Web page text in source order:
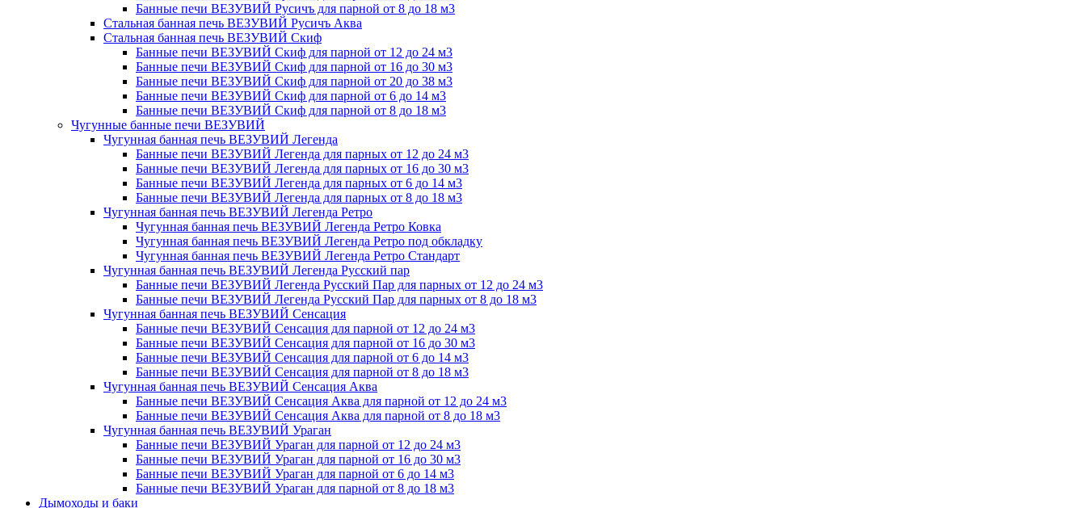
Банные печи ВЕЗУВИЙ Русичъ для парной от 8 до 18 м3
Стальная банная печь ВЕЗУВИЙ Русичъ Аква
Стальная банная печь ВЕЗУВИЙ Скиф
Банные печи ВЕЗУВИЙ Скиф для парной от 12 до 24 м3
Банные печи ВЕЗУВИЙ Скиф для парной от 16 до 30 м3
Банные печи ВЕЗУВИЙ Скиф для парной от 20 до 38 м3
Банные печи ВЕЗУВИЙ Скиф для парной от 6 до 14 м3
Банные печи ВЕЗУВИЙ Скиф для парной от 8 до 18 м3
Чугунные банные печи ВЕЗУВИЙ
Чугунная банная печь ВЕЗУВИЙ Легенда
Банные печи ВЕЗУВИЙ Легенда для парных от 12 до 24 м3
Банные печи ВЕЗУВИЙ Легенда для парных от 16 до 30 м3
Банные печи ВЕЗУВИЙ Легенда для парных от 6 до 14 м3
Банные печи ВЕЗУВИЙ Легенда для парных от 8 до 18 м3
Чугунная банная печь ВЕЗУВИЙ Легенда Ретро
Чугунная банная печь ВЕЗУВИЙ Легенда Ретро Ковка
Чугунная банная печь ВЕЗУВИЙ Легенда Ретро под обкладку
Чугунная банная печь ВЕЗУВИЙ Легенда Ретро Стандарт
Чугунная банная печь ВЕЗУВИЙ Легенда Русский пар
Банные печи ВЕЗУВИЙ Легенда Русский Пар для парных от 12 до 24 м3
Банные печи ВЕЗУВИЙ Легенда Русский Пар для парных от 8 до 18 м3
Чугунная банная печь ВЕЗУВИЙ Сенсация
Банные печи ВЕЗУВИЙ Сенсация для парной от 12 до 24 м3
Банные печи ВЕЗУВИЙ Сенсация для парной от 16 до 30 м3
Банные печи ВЕЗУВИЙ Сенсация для парной от 6 до 14 м3
Банные печи ВЕЗУВИЙ Сенсация для парной от 8 до 18 м3
Чугунная банная печь ВЕЗУВИЙ Сенсация Аква
Банные печи ВЕЗУВИЙ Сенсация Аква для парной от 12 до 24 м3
Банные печи ВЕЗУВИЙ Сенсация Аква для парной от 8 до 18 м3
Чугунная банная печь ВЕЗУВИЙ Ураган
Банные печи ВЕЗУВИЙ Ураган для парной от 12 до 24 м3
Банные печи ВЕЗУВИЙ Ураган для парной от 16 до 30 м3
Банные печи ВЕЗУВИЙ Ураган для парной от 6 до 14 м3
Банные печи ВЕЗУВИЙ Ураган для парной от 8 до 18 м3
Дымоходы и баки